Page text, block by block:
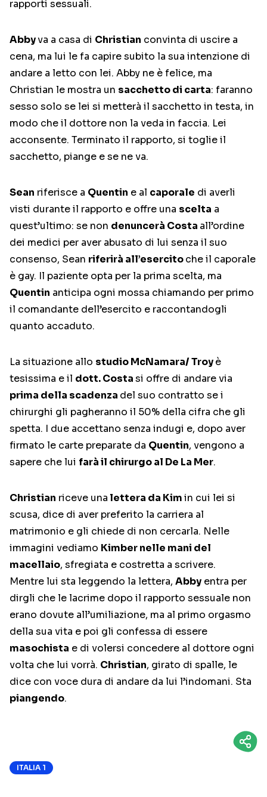
rapporti sessuali.
Abbyva a casa di Christian convinta di uscire a
cena, ma lui le fa capire subito la sua intenzione di
andare a letto con lei. Abby ne è felice, ma
Christian le mostra un sacchetto di carta: faranno
sesso solo se lei si metterà il sacchetto in testa, in
modo che il dottore non la veda in faccia. Lei
acconsente. Terminato il rapporto, si toglie il
sacchetto, piange e se ne va.
Sean riferisce a Quentin e al caporale di averli
visti durante il rapporto e offre una scelta a
quest’ultimo: se non denuncerà Costa all’ordine
dei medici per aver abusato di lui senza il suo
consenso, Sean riferirà all’esercitoche il caporale
è gay. Il paziente opta per la prima scelta, ma
Quentin anticipa ogni mossa chiamando per primo
il comandante dell’esercito e raccontandogli
quanto accaduto.
La situazione allo studio McNamara/ Troyè
tesissima e il dott. Costasi offre di andare via
prima della scadenza del suo contratto se i
chirurghi gli pagheranno il 50% della cifra che gli
spetta. I due accettano senza indugi e, dopo aver
firmato le carte preparate da Quentin, vengono a
sapere che lui farà il chirurgo al De La Mer.
Christian riceve una lettera da Kimin cui lei si
scusa, dice di aver preferito la carriera al
matrimonio e gli chiede di non cercarla. Nelle
immagini vediamo Kimber nelle mani del
macellaio, sfregiata e costretta a scrivere.
Mentre lui sta leggendo la lettera, Abby entra per
dirgli che le lacrime dopo il rapporto sessuale non
erano dovute all’umiliazione, ma al primo orgasmo
della sua vita e poi gli confessa di essere
masochista e di volersi concedere al dottore ogni
volta che lui vorrà. Christian, girato di spalle, le
dice con voce dura di andare da lui l’indomani. Sta
piangendo.
ITALIA 1